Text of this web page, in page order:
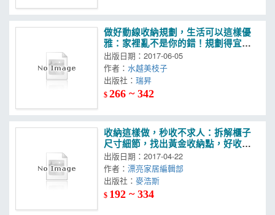
做好動線收納規劃，生活可以這樣優
雅：家裡亂不是你的錯！規劃得宜就
能常保整潔乾淨！
出版日期：2017-06-05
作者：水越美枝子
出版社：
$266 ~ 342
收納這樣做，秒收不求人：拆解櫃子
尺寸細節，找出黃金收納點，好收好
拿才厲害
出版日期：2017-04-22
作者：漂亮家居編輯部
出版社：
$ 192 ~ 334